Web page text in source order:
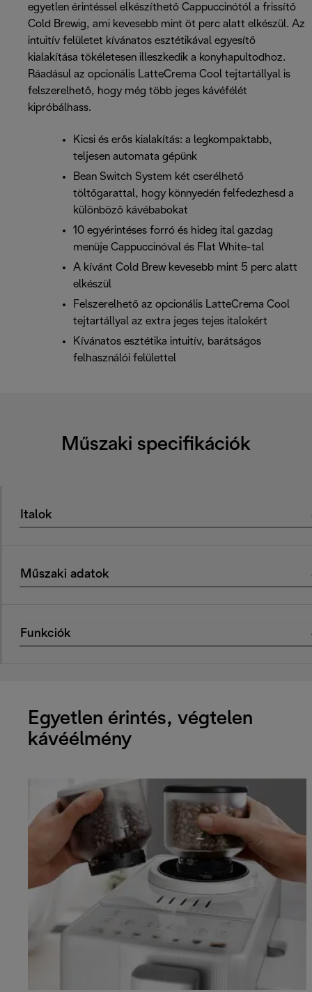
egyetlen érintéssel elkészíthető Cappuccinótól a frissítő
Cold Brewig, ami kevesebb mint öt perc alatt elkészül. Az
intuitív felületet kívánatos esztétikával egyesítő
kialakítása tökéletesen illeszkedik a konyhapultodhoz.
Ráadásul az opcionális LatteCrema Cool tejtartállyal is
felszerelhető, hogy még több jeges kávéfélét
kipróbálhass.
Kicsi és erős kialakítás: a legkompaktabb,
teljesen automata gépünk
Bean Switch System két cserélhető
töltőgarattal, hogy könnyedén felfedezhesd a
különböző kávébabokat
10 egyérintéses forró és hideg ital gazdag
menüje Cappuccinóval és Flat White-tal
A kívánt Cold Brew kevesebb mint 5 perc alatt
elkészül
Felszerelhető az opcionális LatteCrema Cool
tejtartállyal az extra jeges tejes italokért
Kívánatos esztétika intuitív, barátságos
felhasználói felülettel
Műszaki specifikációk
Italok
Műszaki adatok
Funkciók
Egyetlen érintés, végtelen
kávéélmény